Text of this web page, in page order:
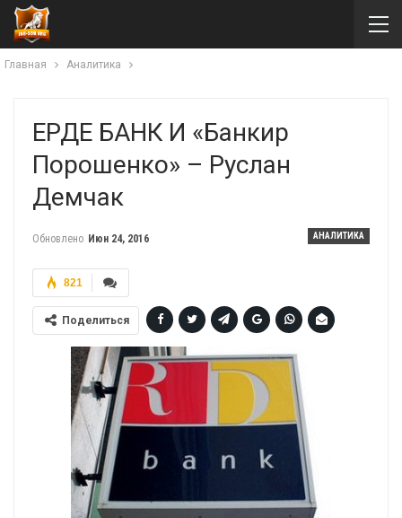
Главная Аналитика
ЕРДЕ БАНК И «банкир
Порошенко» – Руслан
Демчак
АНАЛИТИКА
Обновлено Июн 24, 2016
821
Поделиться